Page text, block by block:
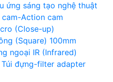
ứng sáng tạo nghệ thuật
Action cam
(Close-up)
(Square) 100mm
ngoại IR (Infrared)
Túi đựng-filter adapter